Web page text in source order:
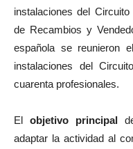
instalaciones del
de Recambios y
española se reunieron
instalaciones del
cuarenta profesionales.
El objetivo principal
adaptar la actividad al